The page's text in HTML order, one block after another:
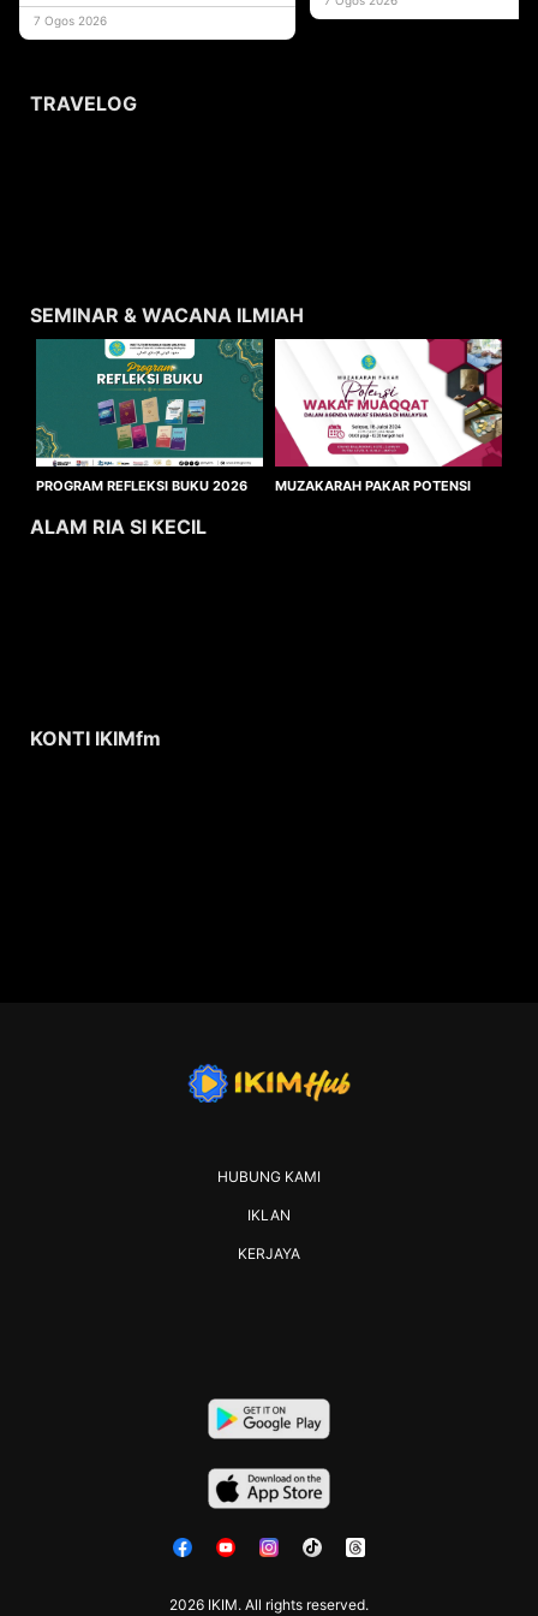
usaha
7 Ogos 2026
TRAVELOG
SEMINAR & WACANA ILMIAH
PROGRAM REFLEKSI BUKU 2026
MUZAKARAH PAKAR POTENSI
ALAM RIA SI KECIL
KONTI IKIMfm
2026 IKIM. All rights reserved.
HUBUNG KAMI
IKLAN
KERJAYA